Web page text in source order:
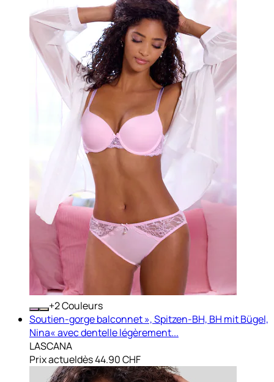
+ Couleurs
Soutien-gorge balconnet », Spitzen-BH, BH mit Bügel,
Nina« avec dentelle légèrement...
LASCANA
Prix actueldès44.90 CHF